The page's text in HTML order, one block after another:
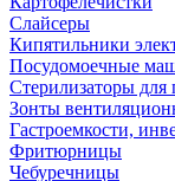
Слайсеры
Кипятильники
Посудомоечные
Стерилизаторы для
Зонты
Гастроемкости,
Фритюрницы
Чебуречницы